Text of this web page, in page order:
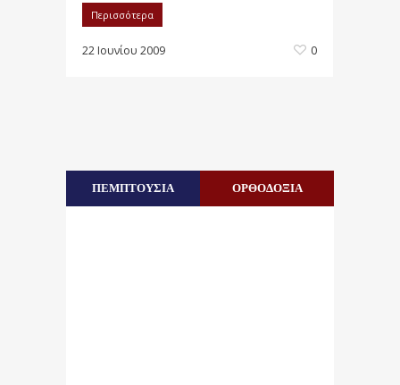
Περισσότερα
22 Ιουνίου 2009 0
ΠΕΜΠΤΟΥΣΙΑ ΟΡΘΟΔΟΞΙΑ